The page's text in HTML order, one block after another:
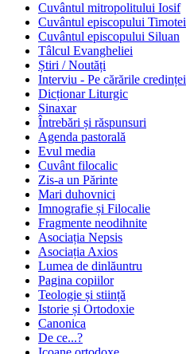
Cuvântul mitropolitului Iosif
Cuvântul episcopului Timotei
Cuvântul episcopului Siluan
Tâlcul Evangheliei
Știri / Noutăți
Interviu - Pe cărările credinței
Dicționar Liturgic
Sinaxar
Întrebări și răspunsuri
Agenda pastorală
Evul media
Cuvânt filocalic
Zis-a un Părinte
Mari duhovnici
Imnografie și Filocalie
Fragmente neodihnite
Asociația Nepsis
Asociația Axios
Lumea de dinlăuntru
Pagina copiilor
Teologie și stiință
Istorie și Ortodoxie
Canonica
De ce...?